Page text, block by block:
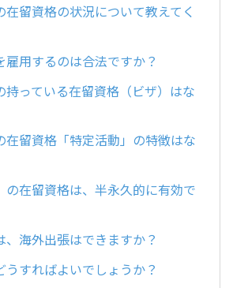
在留資格の状況について教えてく
雇用するのは合法ですか？
持っている在留資格（ビザ）はな
在留資格「特定活動」の特徴はな
の在留資格は、半永久的に有効で
、海外出張はできますか？
うすればよいでしょうか？